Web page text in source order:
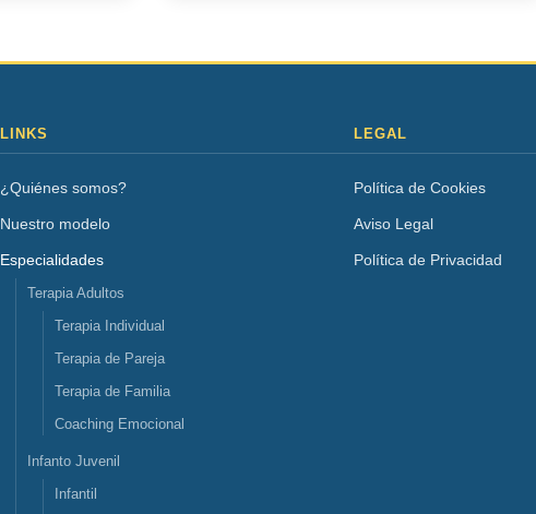
LINKS
¿Quiénes somos?
Nuestro modelo
Especialidades
Terapia Adultos
Terapia Individual
Terapia de Pareja
Terapia de Familia
Coaching Emocional
Infanto Juvenil
Infantil
LEGAL
Política de Cookies
Aviso Legal
Política de Privacidad